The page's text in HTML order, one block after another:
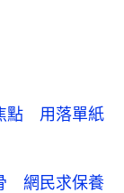
點 用落單紙
網民求保養